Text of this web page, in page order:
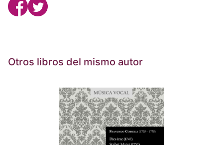
Otros libros del mismo autor